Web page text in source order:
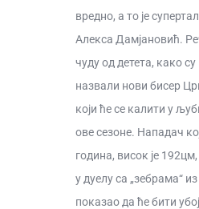
вредно, а то је
Алекса Дамјановић.
чуду од детета, како су
назвали нови бисер
који ће се калити у
ове сезоне. Нападач
година, висок је 192цм,
у дуелу са „зебрама“
показао да ће бити